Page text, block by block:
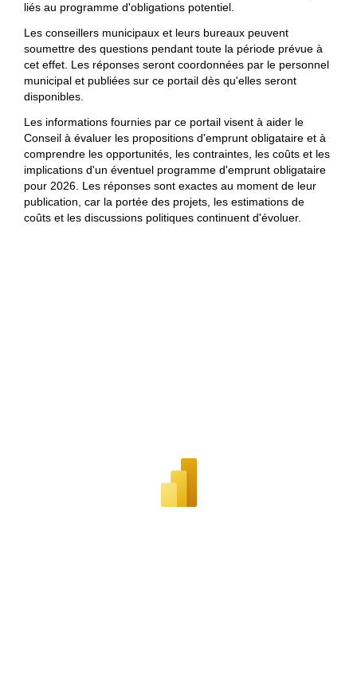
liés au programme d'obligations potentiel.
Les conseillers municipaux et leurs bureaux peuvent
soumettre des questions pendant toute la période prévue à
cet effet. Les réponses seront coordonnées par le personnel
municipal et publiées sur ce portail dès qu'elles seront
disponibles.
Les informations fournies par ce portail visent à aider le
Conseil à évaluer les propositions d'emprunt obligataire et à
comprendre les opportunités, les contraintes, les coûts et les
implications d'un éventuel programme d'emprunt obligataire
pour 2026. Les réponses sont exactes au moment de leur
publication, car la portée des projets, les estimations de
coûts et les discussions politiques continuent d'évoluer.